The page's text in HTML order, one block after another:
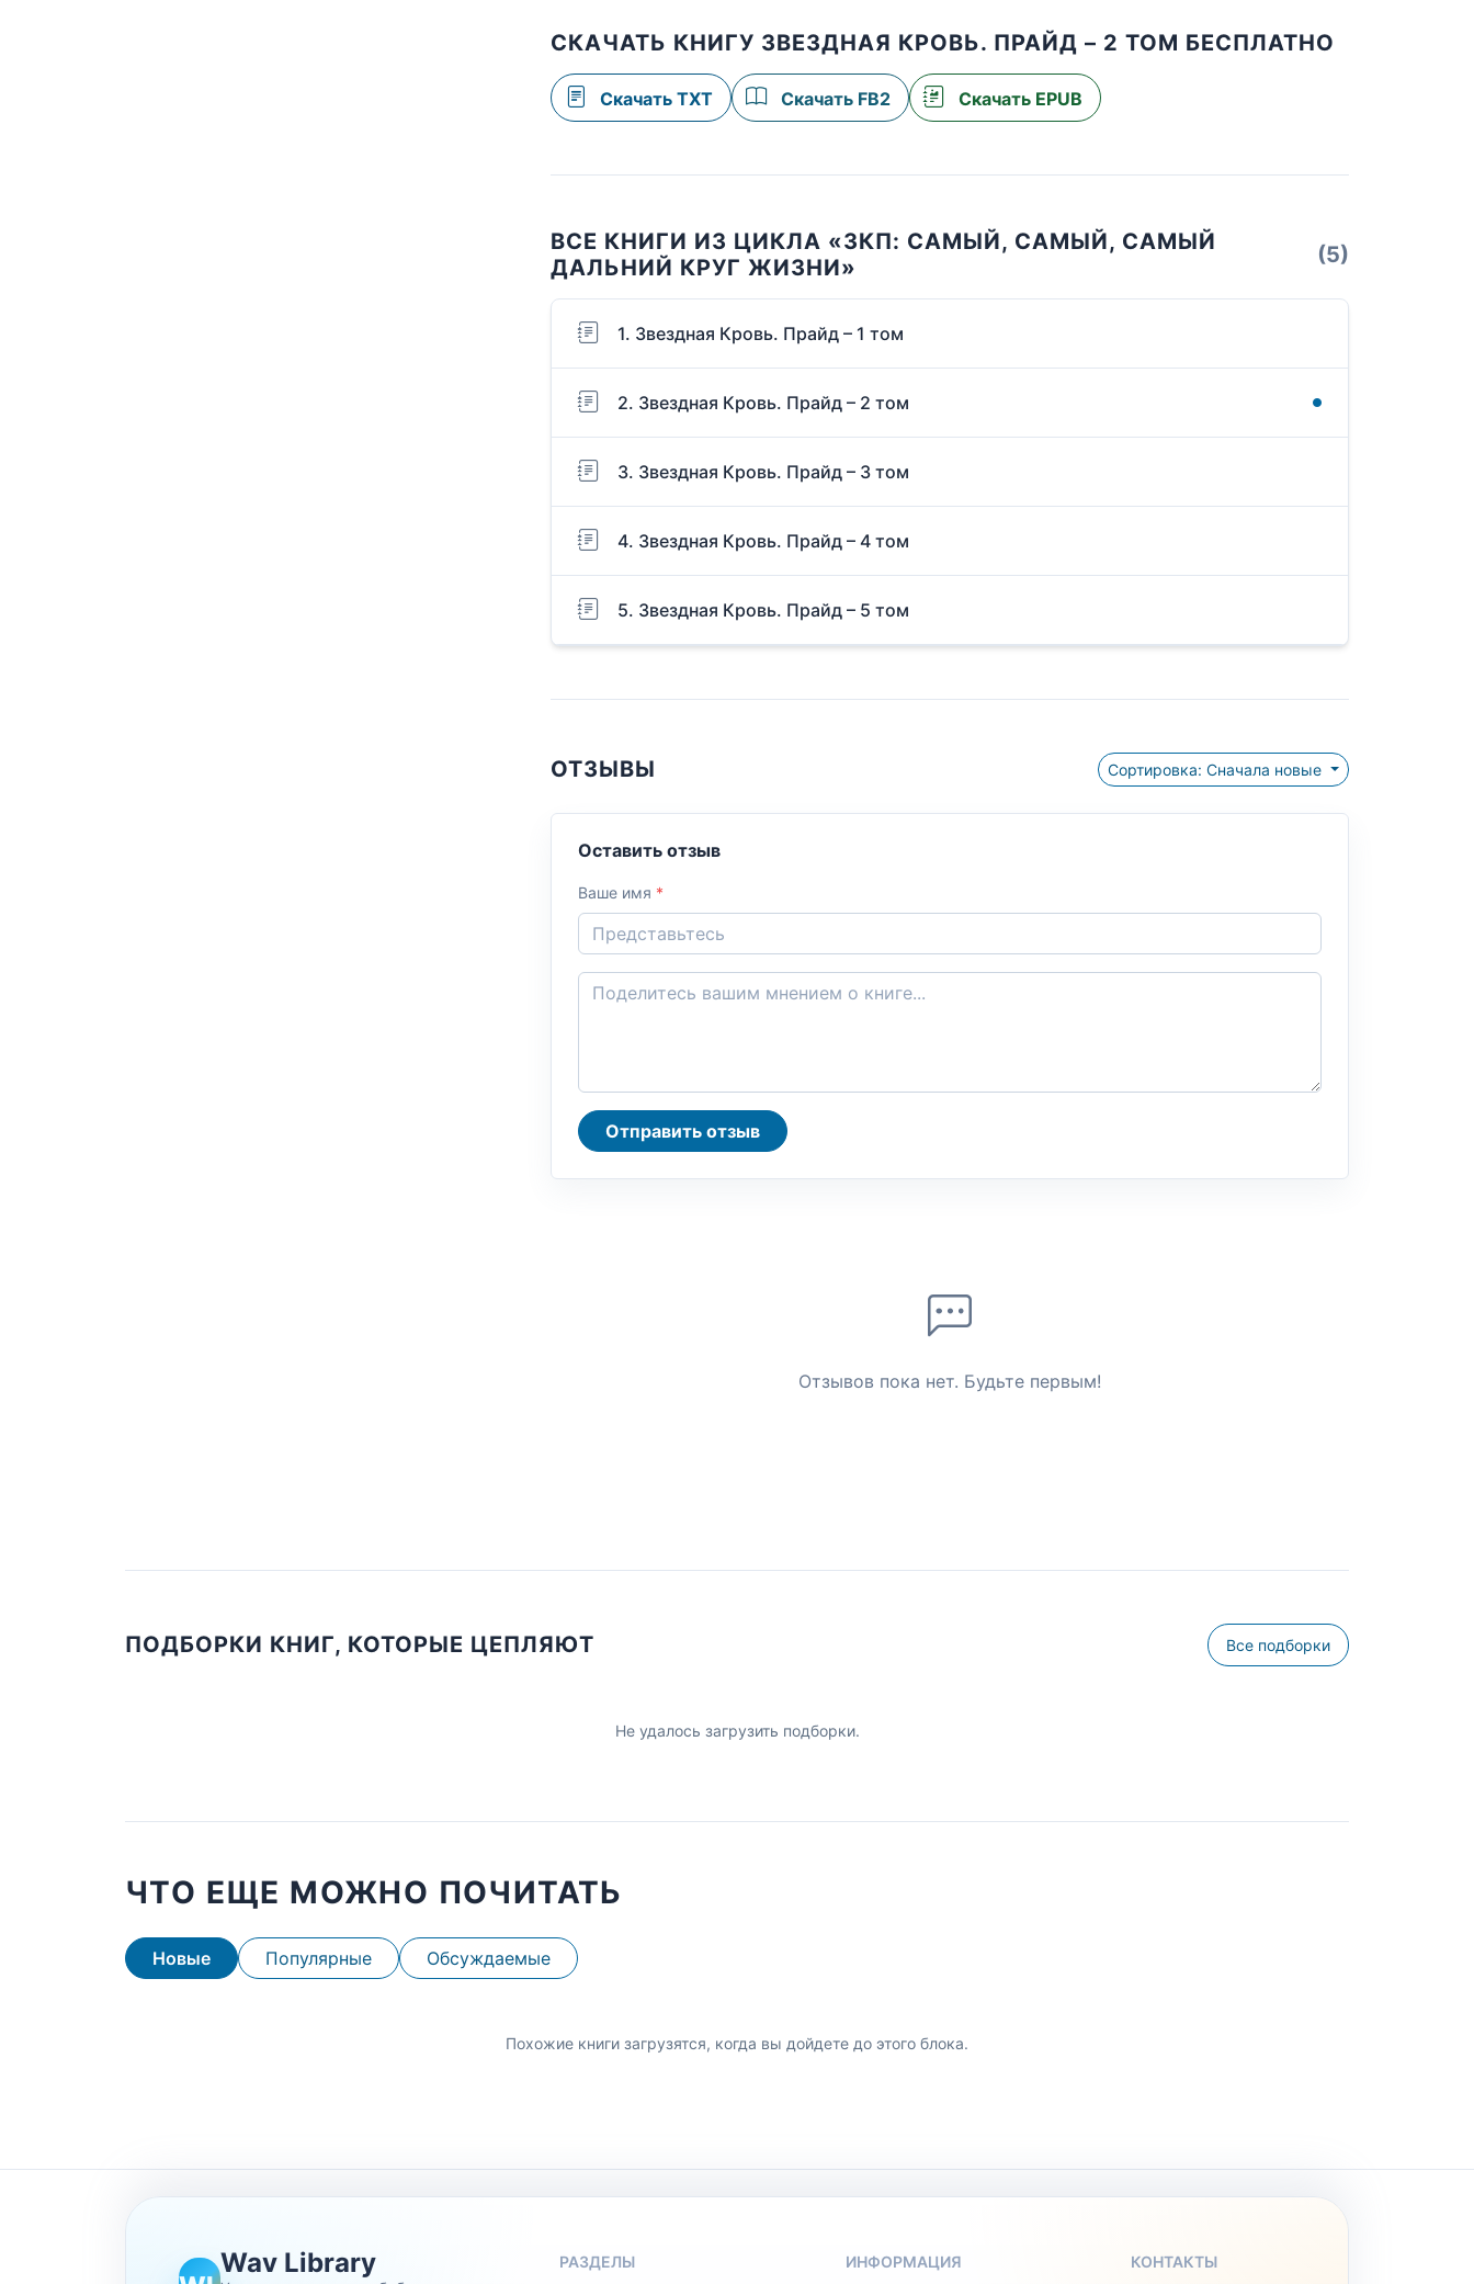
СКАЧАТЬ КНИГУ ЗВЕЗДНАЯ КРОВЬ. ПРАЙД – 2 ТОМ БЕСПЛАТНО
Скачать TXT Скачать FB2 Скачать EPUB
ВСЕ КНИГИ ИЗ ЦИКЛА «ЗКП: САМЫЙ, САМЫЙ, САМЫЙ
ДАЛЬНИЙ КРУГ ЖИЗНИ»
(5)
1. Звездная Кровь. Прайд – 1 том
2. Звездная Кровь. Прайд – 2 том
3. Звездная Кровь. Прайд – 3 том
4. Звездная Кровь. Прайд – 4 том
5. Звездная Кровь. Прайд – 5 том
ОТЗЫВЫ Сортировка: Сначала новые
Оставить отзыв
Ваше имя *
Отправить отзыв
Отзывов пока нет. Будьте первым!
ПОДБОРКИ КНИГ, КОТОРЫЕ ЦЕПЛЯЮТ Все подборки
Не удалось загрузить подборки.
ЧТО ЕЩЕ МОЖНО ПОЧИТАТЬ
Новые Популярные Обсуждаемые
Похожие книги загрузятся, когда вы дойдете до этого блока.
Wav Library РАЗДЕЛЫ ИНФОРМАЦИЯ КОНТАКТЫ